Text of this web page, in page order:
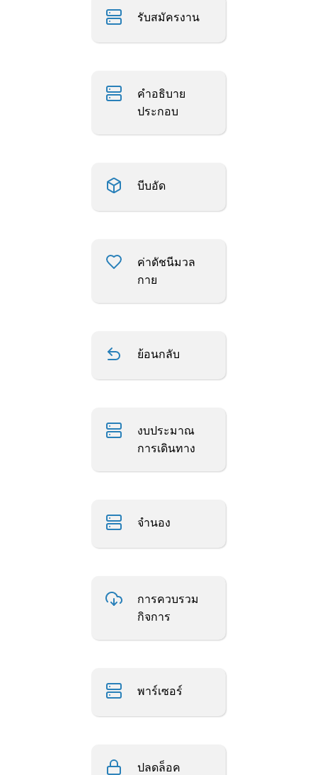
รับสมัครงาน
คำอธิบาย
ประกอบ
บีบอัด
ค่าดัชนีมวล
กาย
ย้อนกลับ
งบประมาณ
การเดินทาง
จำนอง
การควบรวม
กิจการ
พาร์เซอร์
ปลดล็อค